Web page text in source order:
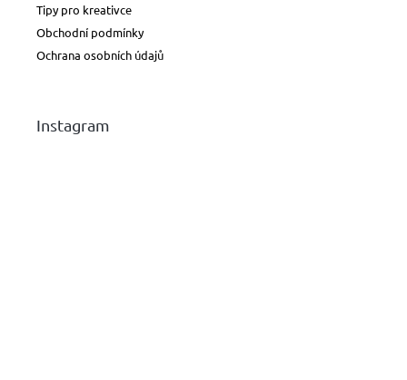
Tipy pro kreativce
Obchodní podmínky
Ochrana osobních údajů
Instagram